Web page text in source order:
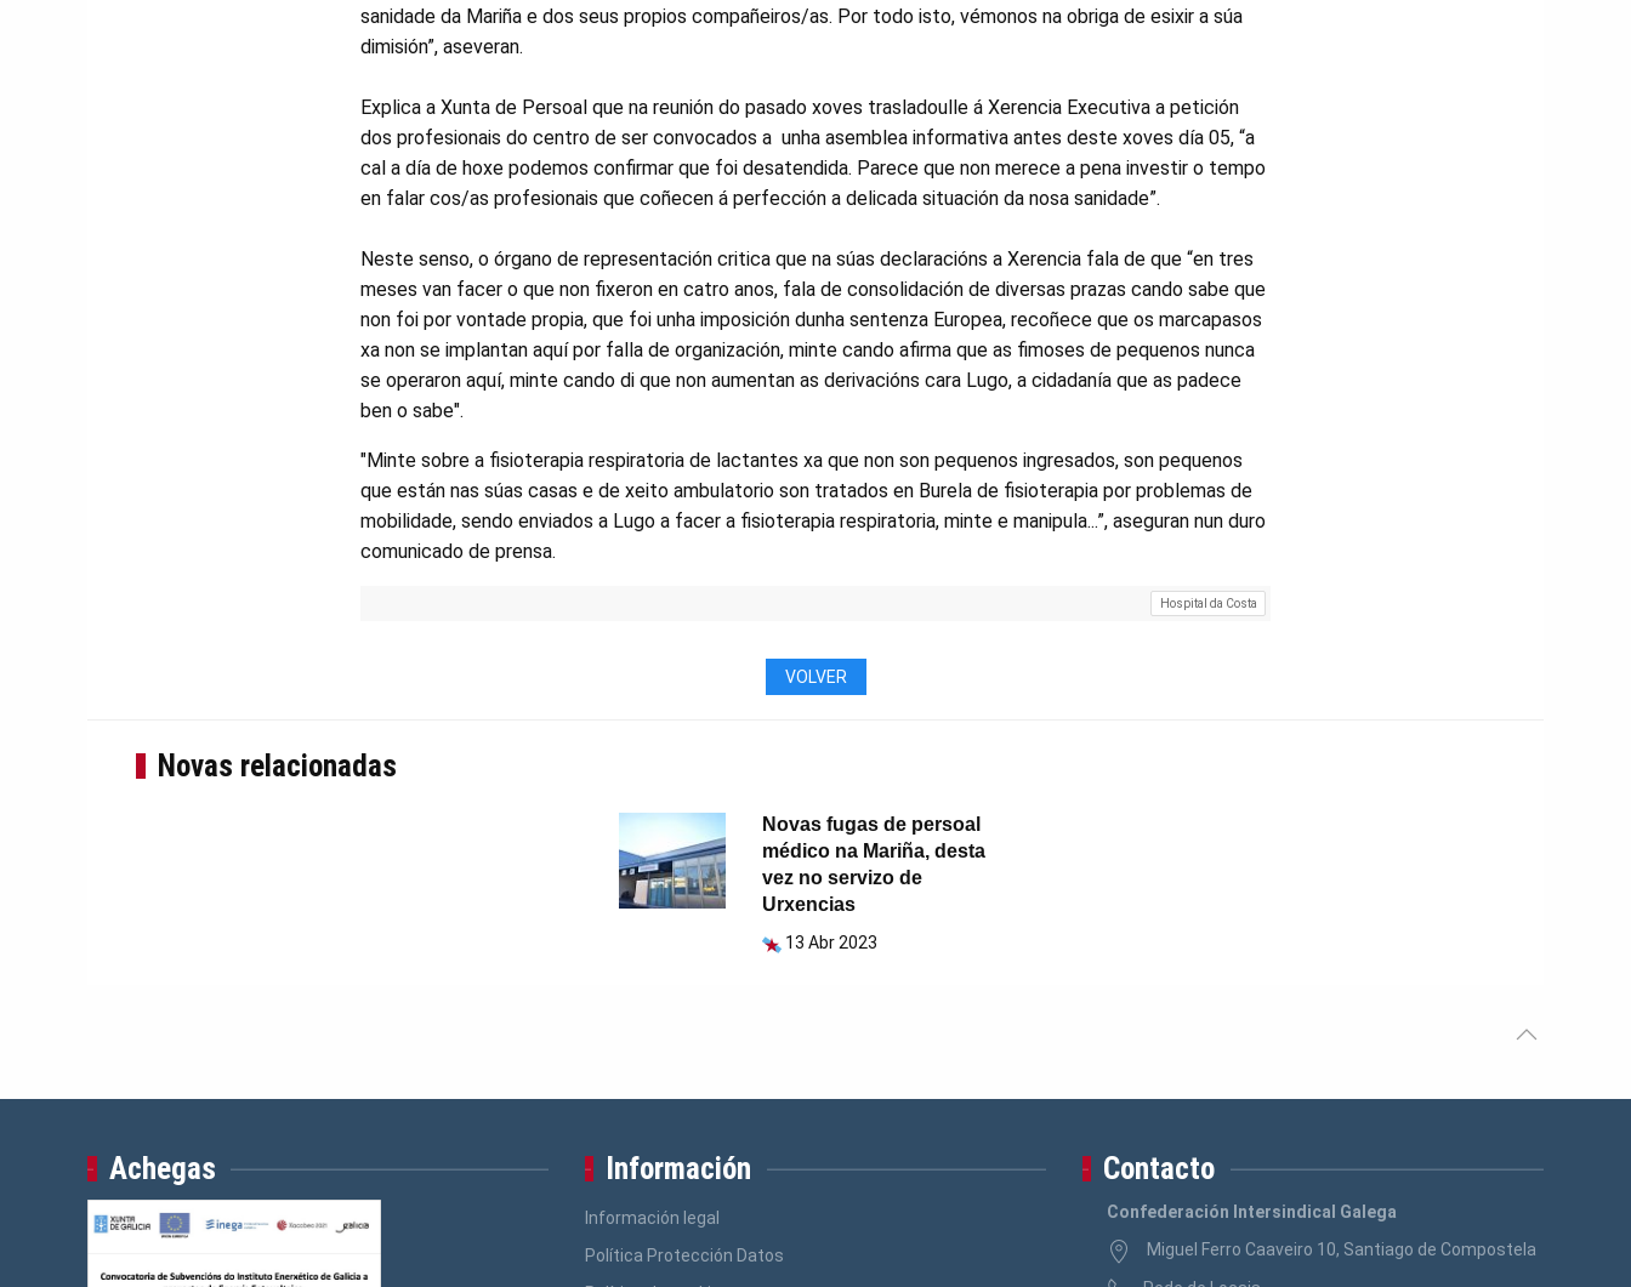
sanidade da Mariña e dos seus propios compañeiros/as. Por todo isto, vémonos na obriga de esixir a súa
dimisión”, aseveran.
Explica a Xunta de Persoal que na reunión do pasado xoves trasladoulle á Xerencia Executiva a petición
dos profesionais do centro de ser convocados a unha asemblea informativa antes deste xoves día 05, “a
cal a día de hoxe podemos confirmar que foi desatendida. Parece que non merece a pena investir o tempo
en falar cos/as profesionais que coñecen á perfección a delicada situación da nosa sanidade”.
Neste senso, o órgano de representación critica que na súas declaracións a Xerencia fala de que “en tres
meses van facer o que non fixeron en catro anos, fala de consolidación de diversas prazas cando sabe que
non foi por vontade propia, que foi unha imposición dunha sentenza Europea, recoñece que os marcapasos
xa non se implantan aquí por falla de organización, minte cando afirma que as fimoses de pequenos nunca
se operaron aquí, minte cando di que non aumentan as derivacións cara Lugo, a cidadanía que as padece
ben o sabe".
"Minte sobre a fisioterapia respiratoria de lactantes xa que non son pequenos ingresados, son pequenos
que están nas súas casas e de xeito ambulatorio son tratados en Burela de fisioterapia por problemas de
mobilidade, sendo enviados a Lugo a facer a fisioterapia respiratoria, minte e manipula...”, aseguran nun duro
comunicado de prensa.
Hospital da Costa
VOLVER
Novas relacionadas
Novas fugas de persoal
médico na Mariña, desta
vez no servizo de
Urxencias
13 Abr 2023
Achegas Información
Información legal
Política Protección Datos
Contacto
Confederación Intersindical Galega
Miguel Ferro Caaveiro 10, Santiago de Compostela